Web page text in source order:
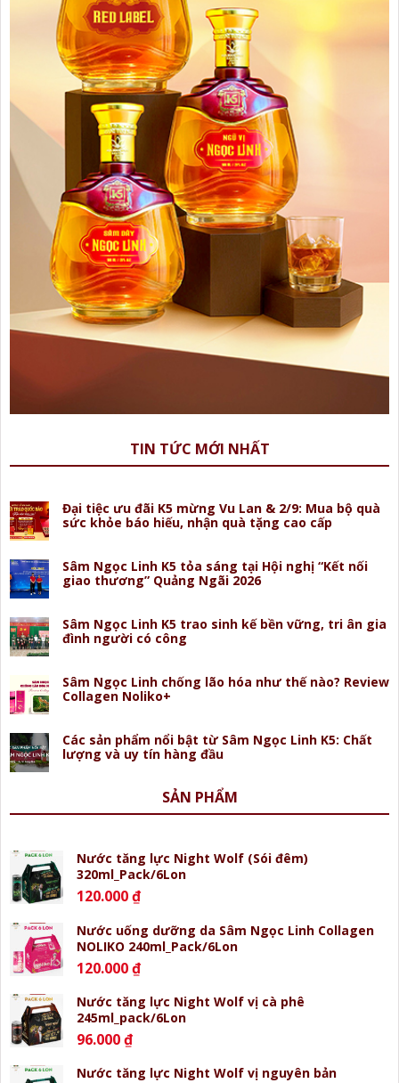
TIN TỨC MỚI NHẤT
Đại tiệc ưu đãi K5 mừng Vu Lan & 2/9: Mua bộ quà
sức khỏe báo hiếu, nhận quà tặng cao cấp
Sâm Ngọc Linh K5 tỏa sáng tại Hội nghị “Kết nối
giao thương” Quảng Ngãi 2026
Sâm Ngọc Linh K5 trao sinh kế bền vững, tri ân gia
đình người có công
Sâm Ngọc Linh chống lão hóa như thế nào? Review
Collagen Noliko+
Các sản phẩm nổi bật từ Sâm Ngọc Linh K5: Chất
lượng và uy tín hàng đầu
SẢN PHẨM
Nước tăng lực Night Wolf (Sói đêm)
320ml_Pack/6Lon
120.000₫
Nước uống dưỡng da Sâm Ngọc Linh Collagen
NOLIKO 240ml_Pack/6Lon
120.000₫
Nước tăng lực Night Wolf vị cà phê
245ml_pack/6Lon
96.000₫
Nước tăng lực Night Wolf vị nguyên bản